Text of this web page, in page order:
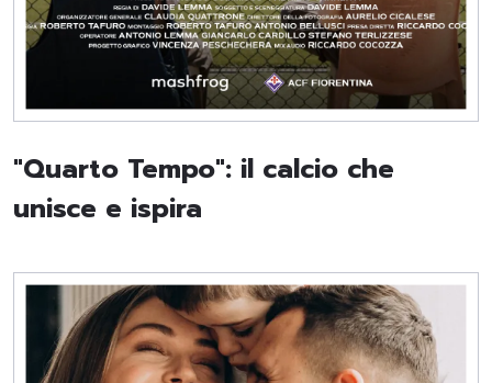
"Quarto Tempo": il calcio che
unisce e ispira